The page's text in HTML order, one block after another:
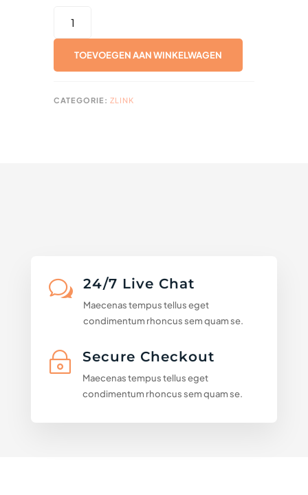
FEMALE
STL
AANTAL
TOEVOEGEN AAN WINKELWAGEN
CATEGORIE:ZLINK
w 24/7 Live Chat
Maecenas tempus tellus eget
condimentum rhoncus sem quam se.
~ Secure Checkout
Maecenas tempus tellus eget
condimentum rhoncus sem quam se.